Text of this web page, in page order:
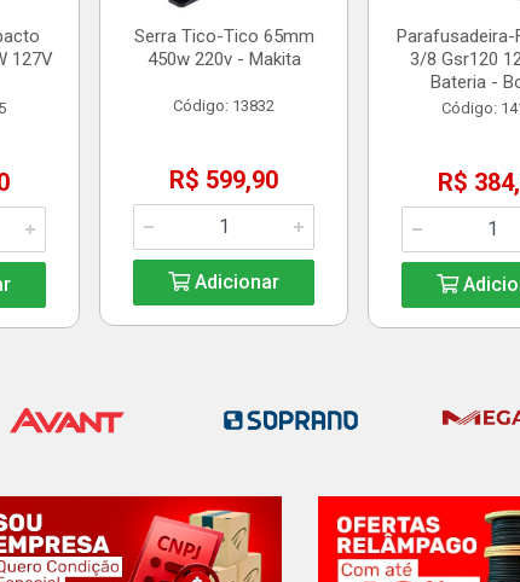
127V
Serra Tico-Tico 65mm
450w 220v - Makita
Código: 13832
R$ 599,90
Adicionar
Parafusadeira-
3/8 Gsr120
Bateria -
Código:
R$